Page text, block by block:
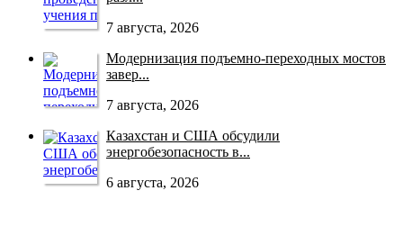
7 августа, 2026
Модернизация подъемно-переходных мостов
завер...
7 августа, 2026
Казахстан и США обсудили
энергобезопасность в...
6 августа, 2026